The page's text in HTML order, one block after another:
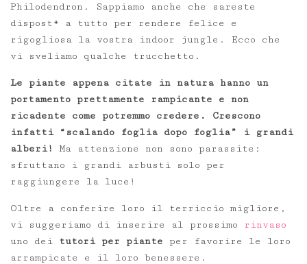
Philodendron. Sappiamo anche che sareste
dispost* a tutto per rendere felice e
rigogliosa la vostra indoor jungle. Ecco che
vi sveliamo qualche trucchetto.
Le piante appena citate in natura hanno un
portamento prettamente rampicante e non
ricadente come potremmo credere. Crescono
infatti “scalando foglia dopo foglia” i grandi
alberi! Ma attenzione non sono parassite:
sfruttano i grandi arbusti solo per
raggiungere la luce!
Oltre a conferire loro il terriccio migliore,
vi suggeriamo di inserire al prossimo rinvaso
uno dei
tutori per piante per favorire le loro
arrampicate e il loro benessere.